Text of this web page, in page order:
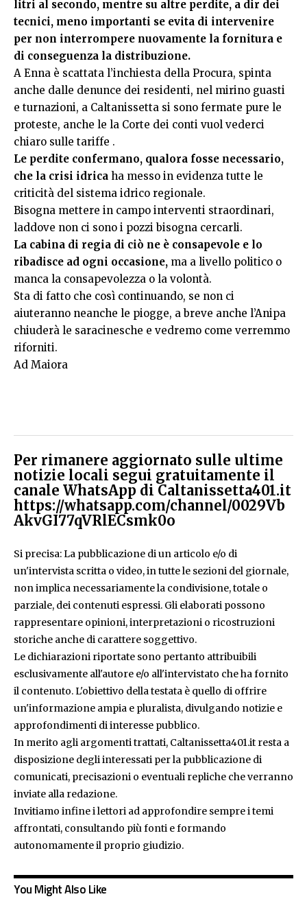
litri al secondo, mentre su altre perdite, a dir dei
tecnici, meno importanti se evita di intervenire
per non interrompere nuovamente la fornitura e
di conseguenza la distribuzione.
A Enna è scattata l’inchiesta della Procura, spinta
anche dalle denunce dei residenti, nel mirino guasti
e turnazioni, a Caltanissetta si sono fermate pure le
proteste, anche le la Corte dei conti vuol vederci
chiaro sulle tariffe .
Le perdite confermano, qualora fosse necessario,
che la crisi idrica ha messo in evidenza tutte le
criticità del sistema idrico regionale.
Bisogna mettere in campo interventi straordinari,
laddove non ci sono i pozzi bisogna cercarli.
La cabina di regia di ciò ne è consapevole e lo
ribadisce ad ogni occasione, ma a livello politico o
manca la consapevolezza o la volontà.
Sta di fatto che così continuando, se non ci
aiuteranno neanche le piogge, a breve anche l’Anipa
chiuderà le saracinesche e vedremo come verremmo
riforniti.
Ad Maiora
Per rimanere aggiornato sulle ultime
notizie locali segui gratuitamente il
canale WhatsApp di Caltanissetta401.it
https://whatsapp.com/channel/0029Vb
AkvGI77qVRlECsmk0o
Si precisa: La pubblicazione di un articolo e/o di
un'intervista scritta o video, in tutte le sezioni del giornale,
non implica necessariamente la condivisione, totale o
parziale, dei contenuti espressi. Gli elaborati possono
rappresentare opinioni, interpretazioni o ricostruzioni
storiche anche di carattere soggettivo.
Le dichiarazioni riportate sono pertanto attribuibili
esclusivamente all'autore e/o all'intervistato che ha fornito
il contenuto. L'obiettivo della testata è quello di offrire
un'informazione ampia e pluralista, divulgando notizie e
approfondimenti di interesse pubblico.
In merito agli argomenti trattati, Caltanissetta401.it resta a
disposizione degli interessati per la pubblicazione di
comunicati, precisazioni o eventuali repliche che verranno
inviate alla redazione.
Invitiamo infine i lettori ad approfondire sempre i temi
affrontati, consultando più fonti e formando
autonomamente il proprio giudizio.
You Might Also Like